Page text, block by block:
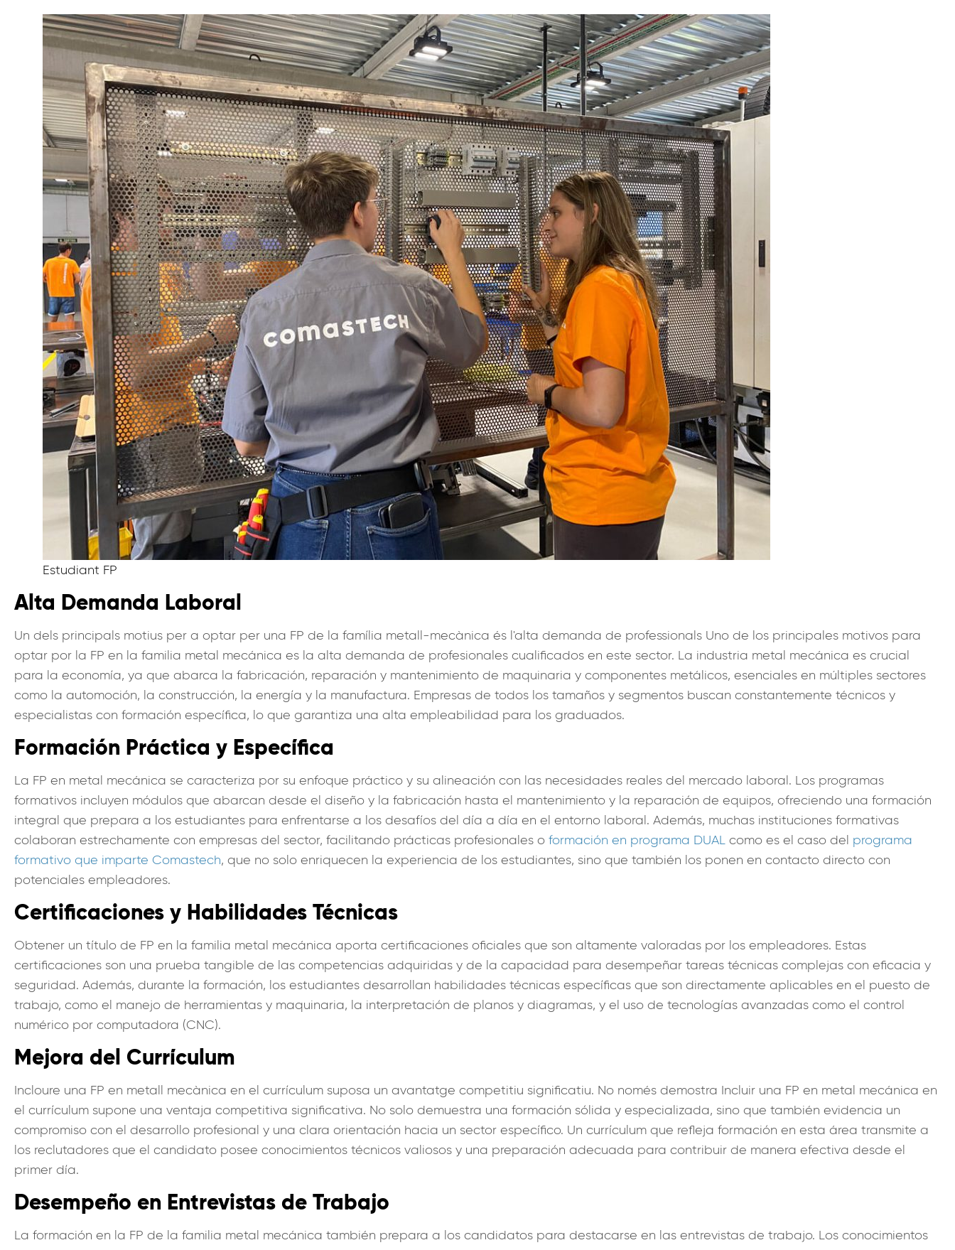
Estudiant FP
Alta Demanda Laboral
Un dels principals motius per a optar per una FP de la família metall-mecànica és l'alta demanda de professionals Uno de los principales motivos para
optar por la FP en la familia metal mecánica es la alta demanda de profesionales cualificados en este sector. La industria metal mecánica es crucial
para la economía, ya que abarca la fabricación, reparación y mantenimiento de maquinaria y componentes metálicos, esenciales en múltiples sectores
como la automoción, la construcción, la energía y la manufactura. Empresas de todos los tamaños y segmentos buscan constantemente técnicos y
especialistas con formación específica, lo que garantiza una alta empleabilidad para los graduados.
Formación Práctica y Específica
La FP en metal mecánica se caracteriza por su enfoque práctico y su alineación con las necesidades reales del mercado laboral. Los programas
formativos incluyen módulos que abarcan desde el diseño y la fabricación hasta el mantenimiento y la reparación de equipos, ofreciendo una formación
integral que prepara a los estudiantes para enfrentarse a los desafíos del día a día en el entorno laboral. Además, muchas instituciones formativas
colaboran estrechamente con empresas del sector, facilitando prácticas profesionales o formación en programa DUAL como es el caso del programa
formativo que imparte Comastech, que no solo enriquecen la experiencia de los estudiantes, sino que también los ponen en contacto directo con
potenciales empleadores.
Certificaciones y Habilidades Técnicas
Obtener un título de FP en la familia metal mecánica aporta certificaciones oficiales que son altamente valoradas por los empleadores. Estas
certificaciones son una prueba tangible de las competencias adquiridas y de la capacidad para desempeñar tareas técnicas complejas con eficacia y
seguridad. Además, durante la formación, los estudiantes desarrollan habilidades técnicas específicas que son directamente aplicables en el puesto de
trabajo, como el manejo de herramientas y maquinaria, la interpretación de planos y diagramas, y el uso de tecnologías avanzadas como el control
numérico por computadora (CNC).
Mejora del Currículum
Incloure una FP en metall mecànica en el currículum suposa un avantatge competitiu significatiu. No només demostra Incluir una FP en metal mecánica en
el currículum supone una ventaja competitiva significativa. No solo demuestra una formación sólida y especializada, sino que también evidencia un
compromiso con el desarrollo profesional y una clara orientación hacia un sector específico. Un currículum que refleja formación en esta área transmite a
los reclutadores que el candidato posee conocimientos técnicos valiosos y una preparación adecuada para contribuir de manera efectiva desde el
primer día.
Desempeño en Entrevistas de Trabajo
La formación en la FP de la familia metal mecánica también prepara a los candidatos para destacarse en las entrevistas de trabajo. Los conocimientos